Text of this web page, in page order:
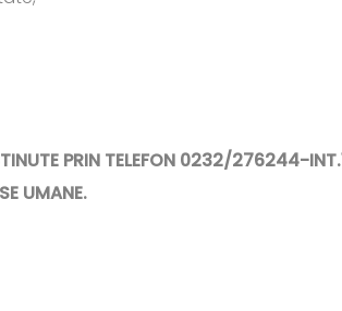
PRIN TELEFON 0232/276244-
UMANE.